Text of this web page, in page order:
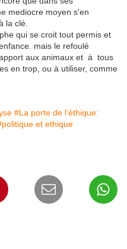
mediocre moyen s'en
la clé.
qui se croit tout permis et
mais le refoulé
aux animaux et à tous
en trop, ou à utiliser, comme
#La porte de l'éthique:
et ethique